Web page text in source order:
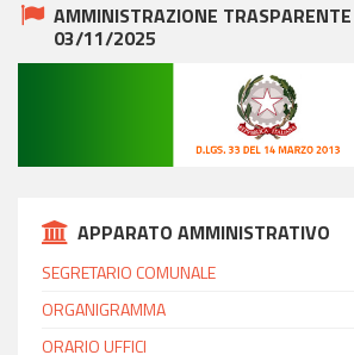
AMMINISTRAZIONE
03/11/2025
APPARATO AMMINISTRATIVO
SEGRETARIO COMUNALE
ORGANIGRAMMA
ORARIO UFFICI